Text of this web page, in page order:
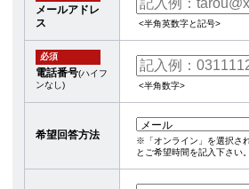
メールアドレ
ス
<半角英数字と記号>
必須
電話番号(ハイフ
ンなし)
<半角数字>
希望回答方法
※「オンライン」を選択さ
とご希望時間を記入下さい。